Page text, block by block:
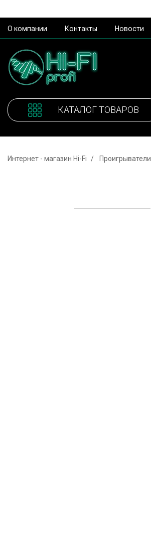
О компании Контакты Новости
КАТАЛОГ ТОВАРОВ
Интернет - магазин Hi-Fi